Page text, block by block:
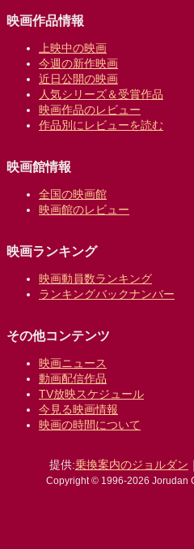
映画作品情報
上映中の映画
今週の新作映画
近日公開の映画
人気シリーズ＆受賞作品
映画作品のレビュー
作品別にレビューを読む
映画館情報
全国の映画館
映画館のレビュー
映画ランキング
映画動員数ランキング
ランキングバックナンバー
その他コンテンツ
映画ニュース
動画配信作品
TV放映スケジュール
今見る映画情報
映画の時間について
提供:乗換案内のジョルダン ｜
Copyright © 1996-2026 Jorudan